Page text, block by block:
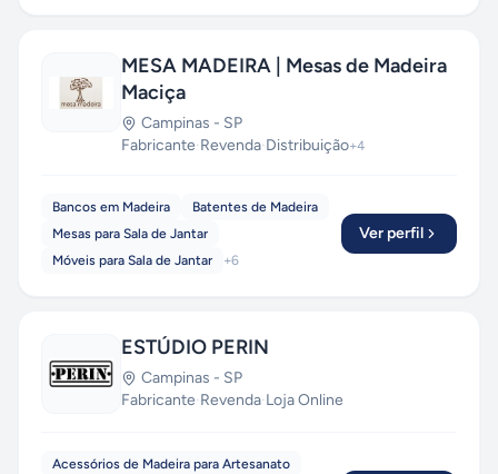
MESA MADEIRA | Mesas de Madeira
Maciça
Campinas - SP
Fabricante·Revenda·Distribuição+4
Bancos em Madeira
Batentes de Madeira
Mesas para Sala de Jantar
Móveis para Sala de Jantar
+6
Ver perfil
ESTÚDIO PERIN
Campinas - SP
Fabricante·Revenda·Loja Online
Acessórios de Madeira para Artesanato